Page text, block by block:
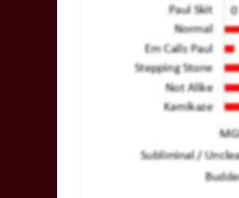
Videovorschläge